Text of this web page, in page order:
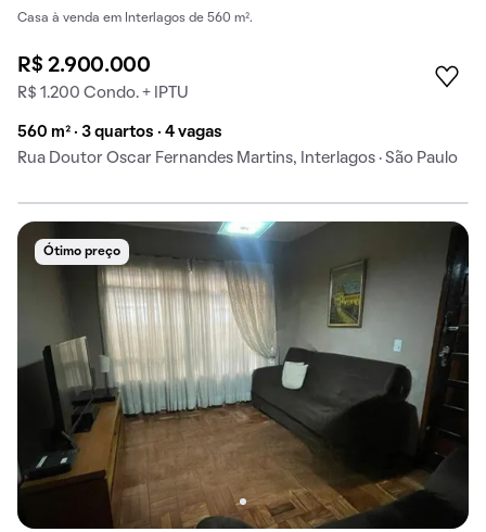
Casa à venda em Interlagos de 560 m².
R$ 2.900.000
R$ 1.200 Condo. + IPTU
560 m² · 3 quartos · 4 vagas
Rua Doutor Oscar Fernandes Martins, Interlagos · São Paulo
Ótimo preço